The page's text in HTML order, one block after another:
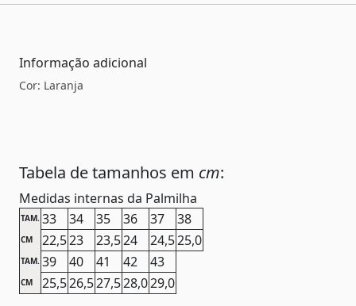
Informação adicional
Cor: Laranja
Tabela de tamanhos em cm:
Medidas internas da Palmilha
TAM. 33 34 35 36 37 38
CM 22,523 23,524 24,525,0
TAM. 39 40 41 42 43
CM 25,526,527,528,029,0